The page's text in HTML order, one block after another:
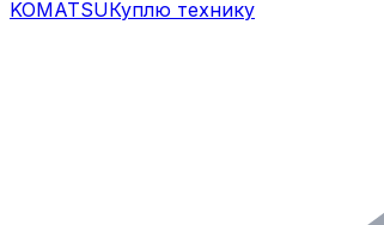
KOMATSUКуплю технику